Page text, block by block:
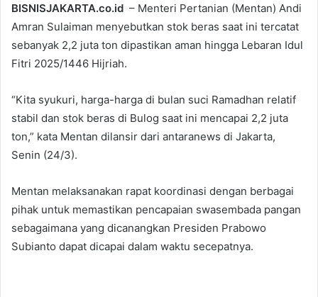
BISNISJAKARTA.co.id – Menteri Pertanian (Mentan) Andi
Amran Sulaiman menyebutkan stok beras saat ini tercatat
sebanyak 2,2 juta ton dipastikan aman hingga Lebaran Idul
Fitri 2025/1446 Hijriah.
“Kita syukuri, harga-harga di bulan suci Ramadhan relatif
stabil dan stok beras di Bulog saat ini mencapai 2,2 juta
ton,” kata Mentan dilansir dari antaranews di Jakarta,
Senin (24/3).
Mentan melaksanakan rapat koordinasi dengan berbagai
pihak untuk memastikan pencapaian swasembada pangan
sebagaimana yang dicanangkan Presiden Prabowo
Subianto dapat dicapai dalam waktu secepatnya.